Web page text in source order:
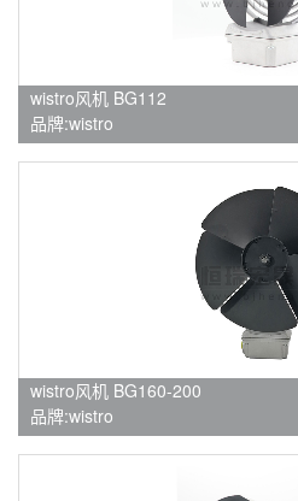
wistro风机 BG112
品牌:wistro
wistro风机 BG160-200
品牌:wistro